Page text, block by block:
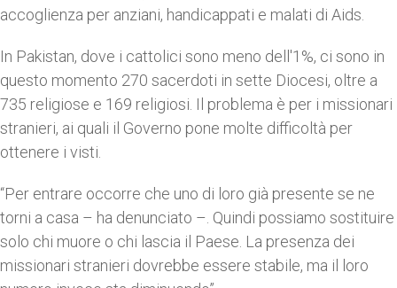
accoglienza per anziani, handicappati e malati di Aids.
In Pakistan, dove i cattolici sono meno dell'1%, ci sono in
questo momento 270 sacerdoti in sette Diocesi, oltre a
735 religiose e 169 religiosi. Il problema è per i missionari
stranieri, ai quali il Governo pone molte difficoltà per
ottenere i visti.
“Per entrare occorre che uno di loro già presente se ne
torni a casa – ha denunciato –. Quindi possiamo sostituire
solo chi muore o chi lascia il Paese. La presenza dei
missionari stranieri dovrebbe essere stabile, ma il loro